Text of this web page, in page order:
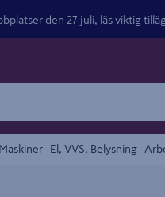
den 27 juli, läs viktig
El, VVS, Belysning